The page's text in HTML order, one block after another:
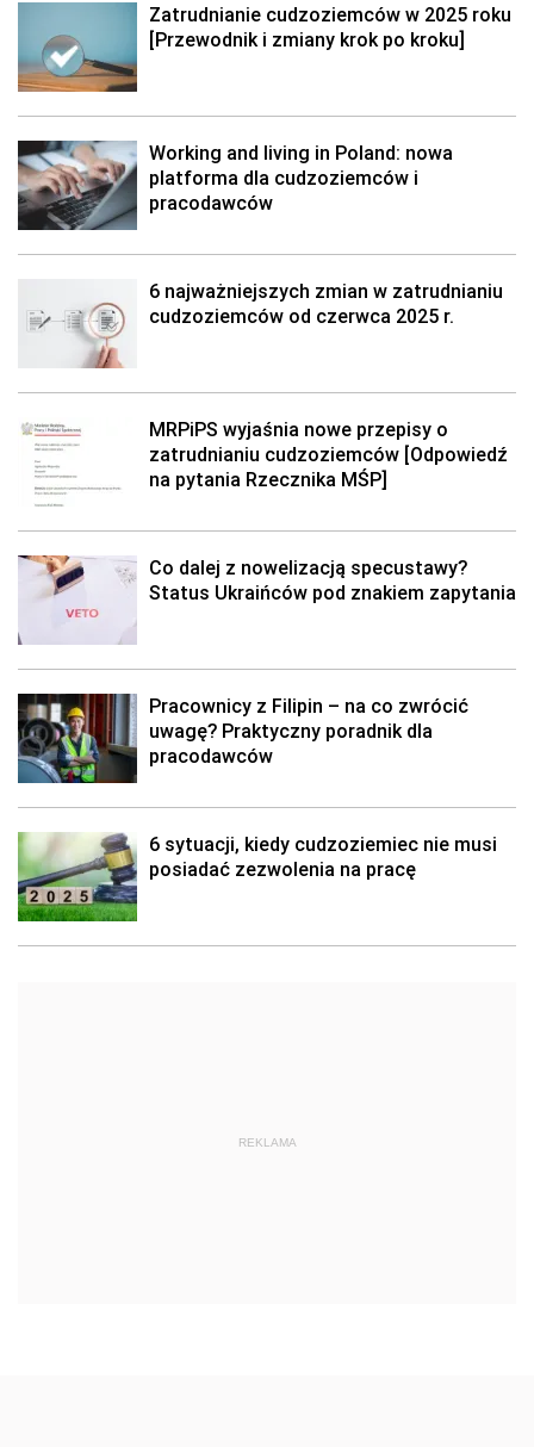
Zatrudnianie cudzoziemców w 2025 roku
[Przewodnik i zmiany krok po kroku]
Working and living in Poland: nowa
platforma dla cudzoziemców i
pracodawców
6 najważniejszych zmian w zatrudnianiu
cudzoziemców od czerwca 2025 r.
MRPiPS wyjaśnia nowe przepisy o
zatrudnianiu cudzoziemców [Odpowiedź
na pytania Rzecznika MŚP]
Co dalej z nowelizacją specustawy?
Status Ukraińców pod znakiem zapytania
Pracownicy z Filipin – na co zwrócić
uwagę? Praktyczny poradnik dla
pracodawców
6 sytuacji, kiedy cudzoziemiec nie musi
posiadać zezwolenia na pracę
REKLAMA